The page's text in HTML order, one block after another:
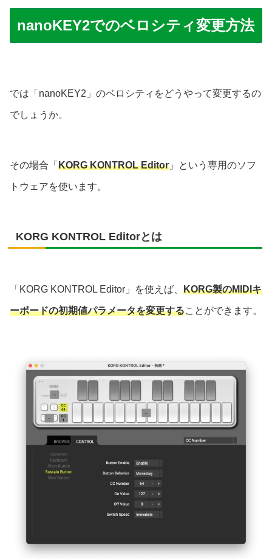
nanoKEY2でのベロシティ変更方法
では「nanoKEY2」のベロシティをどうやって変更するの
でしょうか。
その場合「 KORG KONTROL Editor 」という専用のソフ
トウェアを使います。
KORG KONTROL Editorとは
「KORG KONTROL Editor」を使えば、 KORG製のMIDIキ
ーボードの初期値パラメータを変更することができます。